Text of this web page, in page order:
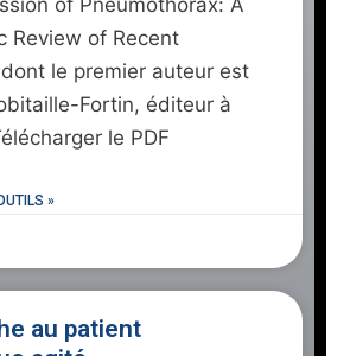
of Pneumothorax: A
Review of Recent
dont le premier auteur est
Fortin, éditeur à
le PDF
»
au patient